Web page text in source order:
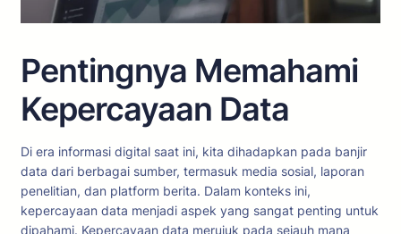
Pentingnya Memahami
Kepercayaan Data
Di era informasi digital saat ini, kita dihadapkan pada banjir
data dari berbagai sumber, termasuk media sosial, laporan
penelitian, dan platform berita. Dalam konteks ini,
kepercayaan data menjadi aspek yang sangat penting untuk
dipahami. Kepercayaan data merujuk pada sejauh mana